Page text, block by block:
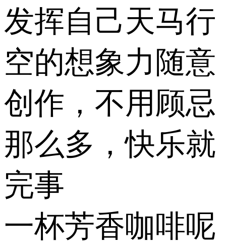
发挥自己天马行
空的想象力随意
创作，不用顾忌
那么多，快乐就
完事
一杯芳香咖啡呢